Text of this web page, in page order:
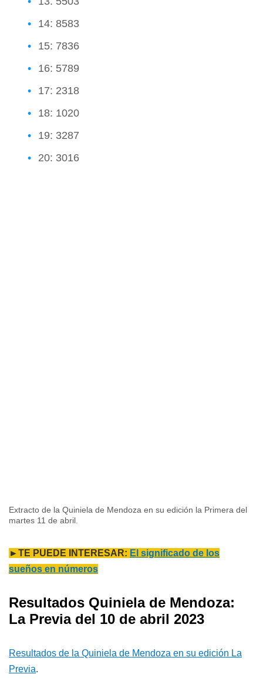
14: 8583
15: 7836
16: 5789
17: 2318
18: 1020
19: 3287
20: 3016
Extracto de la Quiniela de Mendoza en su edición la Primera del
martes 11 de abril.
►TE PUEDE INTERESAR: El significado de los
sueños en números
Resultados Quiniela de Mendoza:
La Previa del 10 de abril 2023
Resultados de la Quiniela de Mendoza en su edición La
Previa.